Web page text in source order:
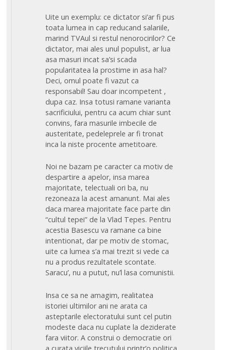
Uite un exemplu: ce dictator si’ar fi pus
toata lumea in cap reducand salariile,
marind TVAul si restul nenorocirilor? Ce
dictator, mai ales unul populist, ar lua
asa masuri incat sa’si scada
popularitatea la prostime in asa hal?
Deci, omul poate fi vazut ca
responsabil! Sau doar incompetent ,
dupa caz. Insa totusi ramane varianta
sacrificiului, pentru ca acum chiar sunt
convins, fara masurile imbecile de
austeritate, pedeleprele ar fi tronat
inca la niste procente ametitoare.
Noi ne bazam pe caracter ca motiv de
despartire a apelor, insa marea
majoritate, telectuali ori ba, nu
rezoneaza la acest amanunt. Mai ales
daca marea majoritate face parte din
“cultul tepei” de la Vlad Tepes. Pentru
acestia Basescu va ramane ca bine
intentionat, dar pe motiv de stomac,
uite ca lumea s’a mai trezit si vede ca
nu a produs rezultatele scontate.
Saracu’, nu a putut, nu’l lasa comunistii.
Insa ce sa ne amagim, realitatea
istoriei ultimilor ani ne arata ca
asteptarile electoratului sunt cel putin
modeste daca nu cuplate la deziderate
fara viitor. A construi o democratie ori
a curata viciile trecutului printr’o politica